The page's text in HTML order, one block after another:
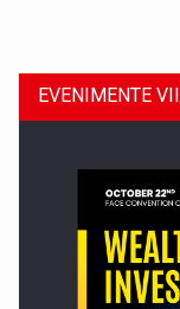
EVENIMENTE